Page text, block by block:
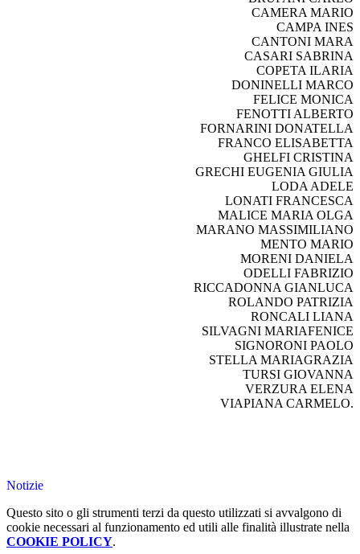
CAMERA MARIO
CAMPA INES
CANTONI MARA
CASARI SABRINA
COPETA ILARIA
DONINELLI MARCO
FELICE MONICA
FENOTTI ALBERTO
FORNARINI DONATELLA
FRANCO ELISABETTA
GHELFI CRISTINA
GRECHI EUGENIA GIULIA
LODA ADELE
LONATI FRANCESCA
MALICE MARIA OLGA
MARANO MASSIMILIANO
MENTO MARIO
MORENI DANIELA
ODELLI FABRIZIO
RICCADONNA GIANLUCA
ROLANDO PATRIZIA
RONCALI LIANA
SILVAGNI MARIAFENICE
SIGNORONI PAOLO
STELLA MARIAGRAZIA
TURSI GIOVANNA
VERZURA ELENA
VIAPIANA CARMELO.
Notizie
Questo sito o gli strumenti terzi da questo utilizzati si avvalgono di
cookie necessari al funzionamento ed utili alle finalità illustrate nella
COOKIE POLICY.